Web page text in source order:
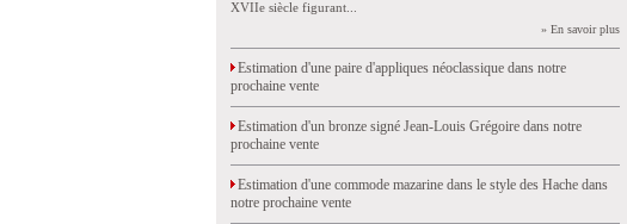
XVIIe siècle figurant...
» En savoir plus
Estimation d'une paire d'appliques néoclassique dans notre
prochaine vente
Estimation d'un bronze signé Jean-Louis Grégoire dans notre
prochaine vente
Estimation d'une commode mazarine dans le style des Hache dans
notre prochaine vente